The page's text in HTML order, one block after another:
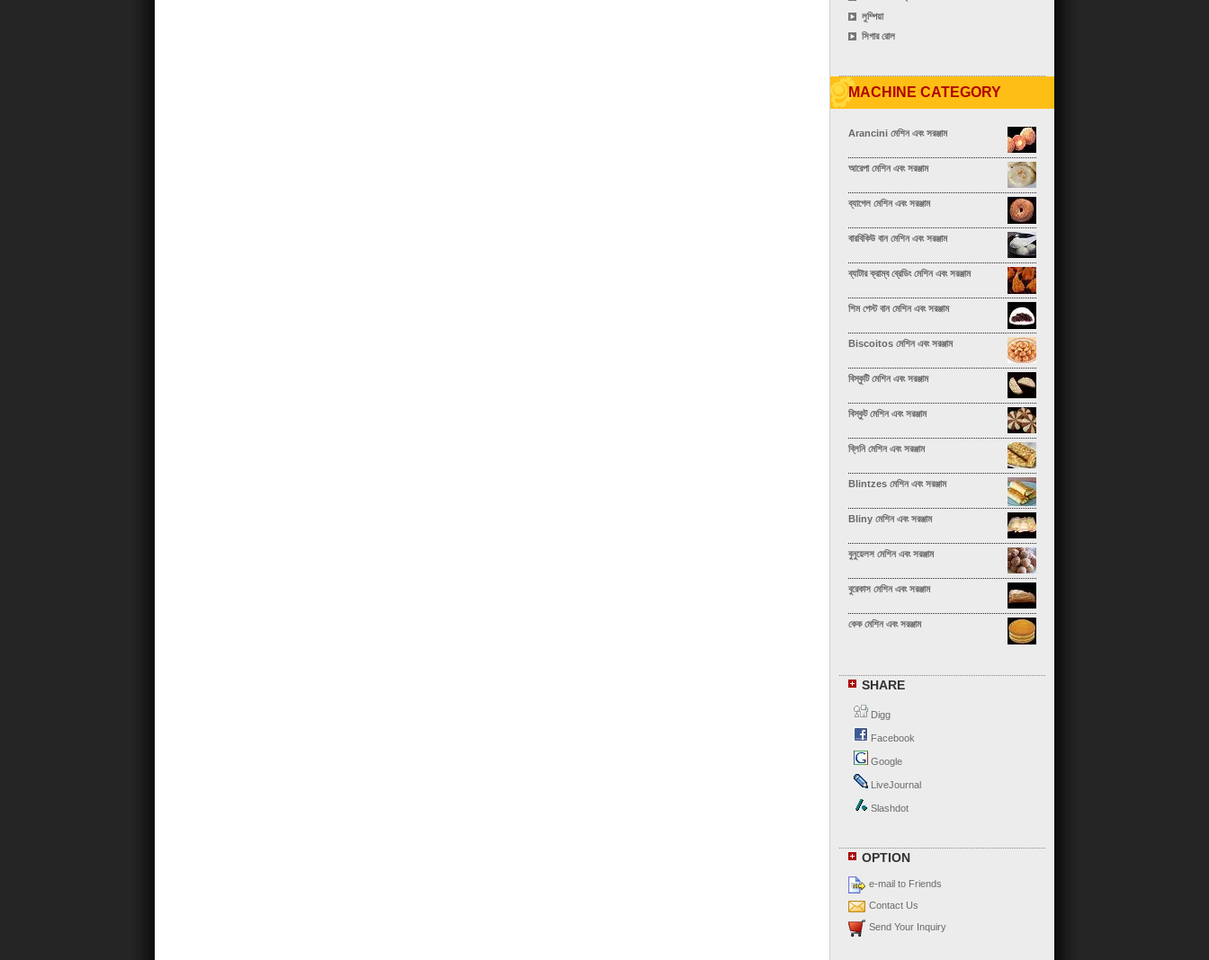
লুম্পিয়া
সিগার রোল
MACHINE CATEGORY
Arancini মেশিন এবং সরঞ্জাম
আরেপা মেশিন এবং সরঞ্জাম
ব্যাগেল মেশিন এবং সরঞ্জাম
বারবিকিউ বান মেশিন এবং সরঞ্জাম
ব্যাটার ক্রাম্ব ব্রেডিং মেশিন এবং সরঞ্জাম
শিম পেস্ট বান মেশিন এবং সরঞ্জাম
Biscoitos মেশিন এবং সরঞ্জাম
বিস্কুটি মেশিন এবং সরঞ্জাম
বিস্কুট মেশিন এবং সরঞ্জাম
ব্লিনি মেশিন এবং সরঞ্জাম
Blintzes মেশিন এবং সরঞ্জাম
Bliny মেশিন এবং সরঞ্জাম
বুনুয়েলস মেশিন এবং সরঞ্জাম
বুরেকাস মেশিন এবং সরঞ্জাম
কেক মেশিন এবং সরঞ্জাম
চা সিউ বাও মেশিন এবং সরঞ্জাম
চাও ঝাউ ডাম্পলিং মেশিন এবং সরঞ্জাম
চাপাতি মেশিন এবং সরঞ্জাম
পনির সামোসা মেশিন এবং সরঞ্জাম
চকোলেট ক্রিঙ্কল মেশিন এবং সরঞ্জাম
SHARE
Digg
Facebook
Google
LiveJournal
Slashdot
OPTION
e-mail to Friends
Contact Us
Send Your Inquiry